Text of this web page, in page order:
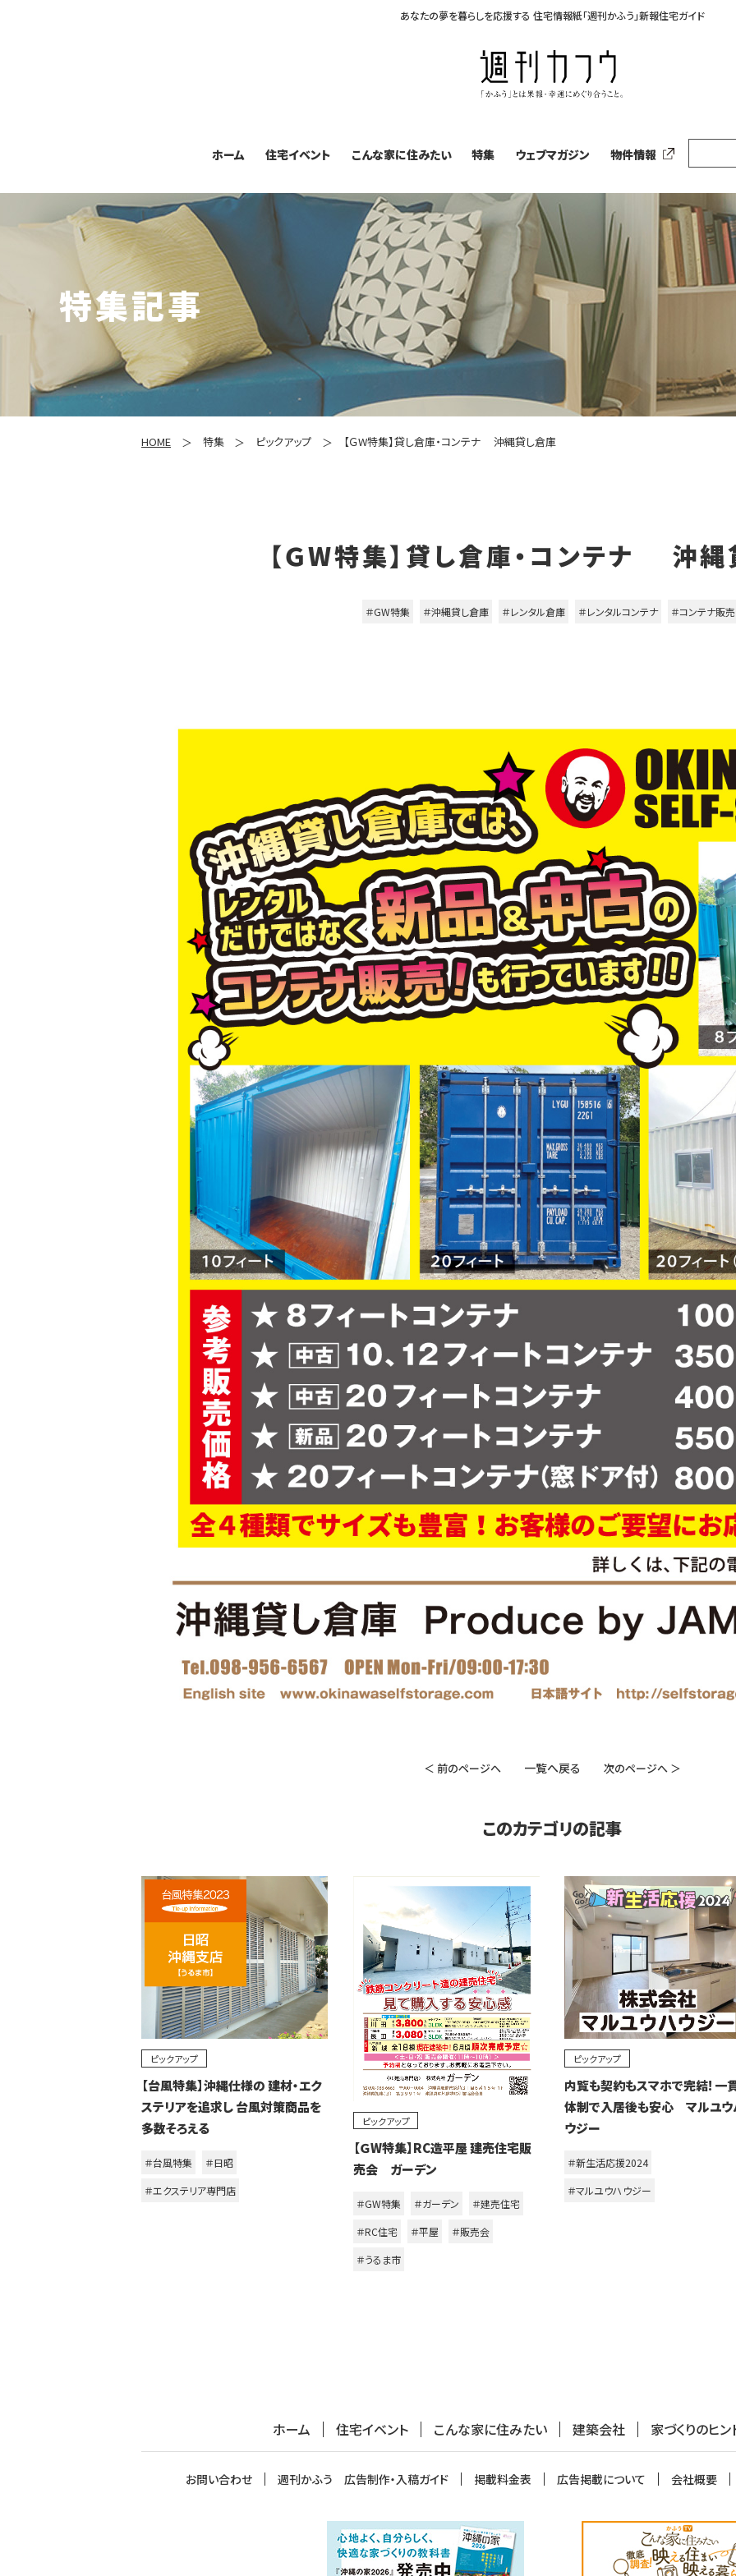
あなたの夢を暮らしを応援する 住宅情報紙「週刊かふう」新報住宅ガイド
ホーム 住宅イベント こんな家に住みたい 特集 ウェブマガジン 物件情報
特集記事
HOME 特集 ピックアップ 【ＧW特集】貸し倉庫・コンテナ 沖縄貸し倉庫
【ＧW特集】貸し倉庫・コンテナ 沖
＃GW特集 ＃沖縄貸し倉庫 ＃レンタル倉庫 ＃レンタルコンテナ ＃コンテナ販売
＜ 前のページへ 一覧へ戻る 次のページへ ＞
このカテゴリの記事
ピックアップ
【台風特集】沖縄仕様の 建材・エク
ステリアを追求し 台風対策商品を
多数そろえる
＃台風特集
＃日昭
＃エクステリア専門店
ピックアップ
【ＧW特集】RC造平屋 建売住宅販
売会 ガーデン
＃GW特集 ＃ガーデン
＃建売住宅
＃RC住宅
＃平屋
＃販売会
＃うるま市
ピックアップ
内覧も契約もスマホで完結! 一
体制で入居後も安心 マルユウ
ウジー
＃新生活応援2024
＃マルユウハウジー
ホーム 住宅イベント こんな家に住みたい 建築会社 家づくりのヒン
お問い合わせ 週刊かふう 広告制作・入稿ガイド 掲載料金表 広告掲載について 会社概要